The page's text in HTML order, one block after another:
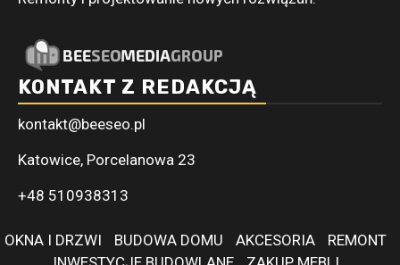
KONTAKT Z REDAKCJĄ
kontakt@beeseo.pl
Katowice, Porcelanowa 23
+48 510938313
OKNA I DRZWI BUDOWA DOMU AKCESORIA
REMONT